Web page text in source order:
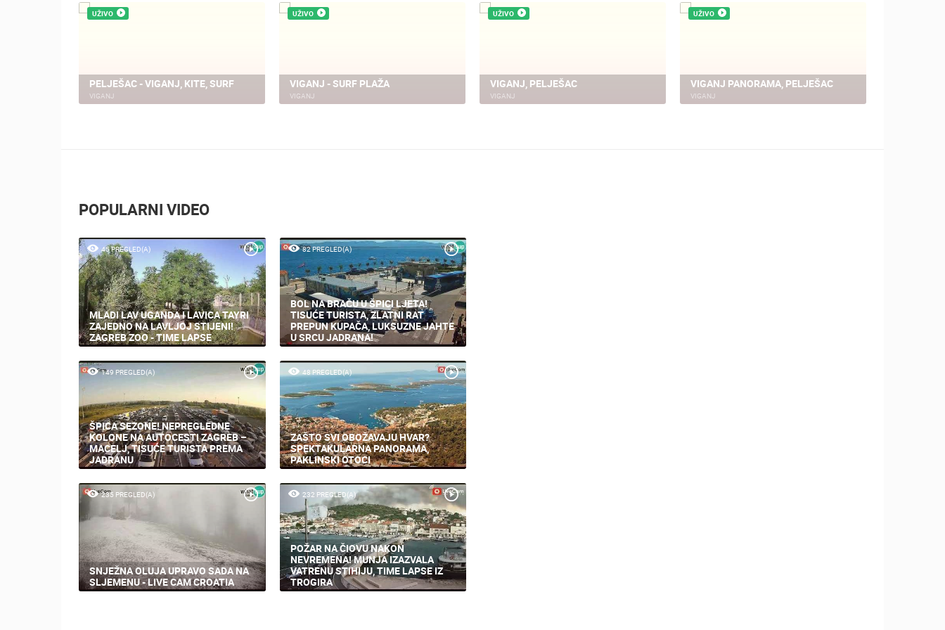
UŽIVO
PELJEŠAC - VIGANJ, KITE, SURF
VIGANJ
UŽIVO
VIGANJ - SURF PLAŽA
VIGANJ
UŽIVO
VIGANJ, PELJEŠAC
VIGANJ
UŽIVO
VIGANJ PANORAMA, PELJEŠAC
VIGANJ
POPULARNI VIDEO
45 PREGLED(A)
MLADI LAV UGANDA I LAVICA TAYRI
ZAJEDNO NA LAVLJOJ STIJENI!
ZAGREB ZOO - TIME LAPSE
82 PREGLED(A)
BOL NA BRAČU U ŠPICI LJETA!
TISUĆE TURISTA, ZLATNI RAT
PREPUN KUPAČA, LUKSUZNE JAHTE
U SRCU JADRANA!
149 PREGLED(A)
ŠPICA SEZONE! NEPREGLEDNE
KOLONE NA AUTOCESTI ZAGREB –
MACELJ, TISUĆE TURISTA PREMA
JADRANU
48 PREGLED(A)
ZAŠTO SVI OBOŽAVAJU HVAR?
SPEKTAKULARNA PANORAMA,
PAKLINSKI OTOCI
235 PREGLED(A)
SNJEŽNA OLUJA UPRAVO SADA NA
SLJEMENU - LIVE CAM CROATIA
232 PREGLED(A)
POŽAR NA ČIOVU NAKON
NEVREMENA! MUNJA IZAZVALA
VATRENU STIHIJU, TIME LAPSE IZ
TROGIRA